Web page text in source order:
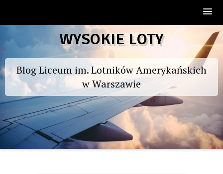
to
WYSOKIE LOTY
Blog Liceum im. Lotników Amerykańskich
w Warszawie